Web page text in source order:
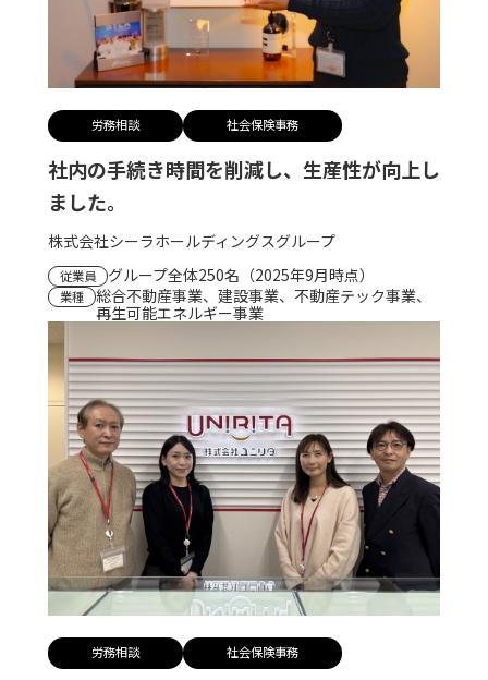
労務相談 社会保険事務
社内の手続き時間を削減し、生産性が向上し
ました。
株式会社シーラホールディングスグループ
従業員 グループ全体250名（2025年9月時点）
業種
総合不動産事業、建設事業、不動産テック事業、
再生可能エネルギー事業
労務相談 社会保険事務